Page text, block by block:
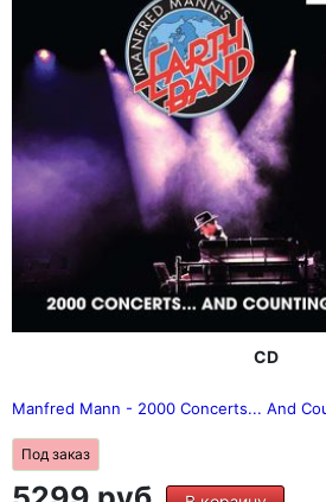
CD
Manfred Mann - 2000 Concerts... And
Под заказ